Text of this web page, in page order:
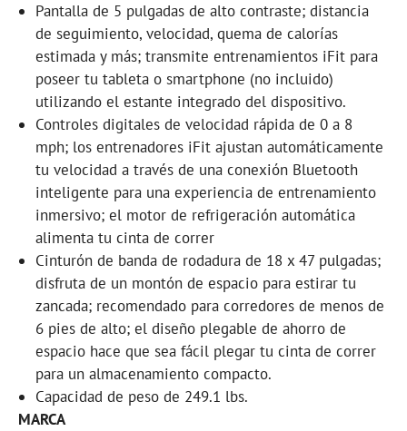
Pantalla de 5 pulgadas de alto contraste; distancia
de seguimiento, velocidad, quema de calorías
estimada y más; transmite entrenamientos iFit para
poseer tu tableta o smartphone (no incluido)
utilizando el estante integrado del dispositivo.
Controles digitales de velocidad rápida de 0 a 8
mph; los entrenadores iFit ajustan automáticamente
tu velocidad a través de una conexión Bluetooth
inteligente para una experiencia de entrenamiento
inmersivo; el motor de refrigeración automática
alimenta tu cinta de correr
Cinturón de banda de rodadura de 18 x 47 pulgadas;
disfruta de un montón de espacio para estirar tu
zancada; recomendado para corredores de menos de
6 pies de alto; el diseño plegable de ahorro de
espacio hace que sea fácil plegar tu cinta de correr
para un almacenamiento compacto.
Capacidad de peso de 249.1 lbs.
MARCA